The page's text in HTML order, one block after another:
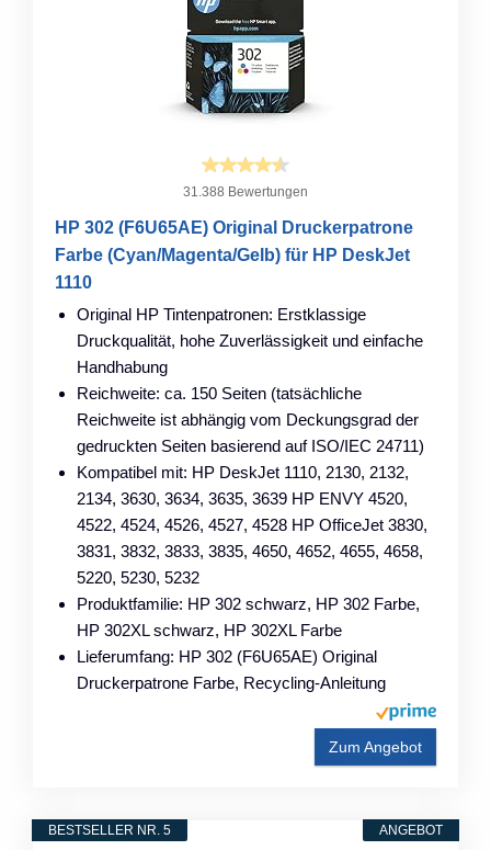
31.388 Bewertungen
HP 302 (F6U65AE) Original Druckerpatrone
Farbe (Cyan/Magenta/Gelb) für HP DeskJet
1110
Original HP Tintenpatronen: Erstklassige
Druckqualität, hohe Zuverlässigkeit und einfache
Handhabung
Reichweite: ca. 150 Seiten (tatsächliche
Reichweite ist abhängig vom Deckungsgrad der
gedruckten Seiten basierend auf ISO/IEC 24711)
Kompatibel mit: HP DeskJet 1110, 2130, 2132,
2134, 3630, 3634, 3635, 3639 HP ENVY 4520,
4522, 4524, 4526, 4527, 4528 HP OfficeJet 3830,
3831, 3832, 3833, 3835, 4650, 4652, 4655, 4658,
5220, 5230, 5232
Produktfamilie: HP 302 schwarz, HP 302 Farbe,
HP 302XL schwarz, HP 302XL Farbe
Lieferumfang: HP 302 (F6U65AE) Original
Druckerpatrone Farbe, Recycling-Anleitung
Zum Angebot
ANGEBOT
BESTSELLER NR. 5